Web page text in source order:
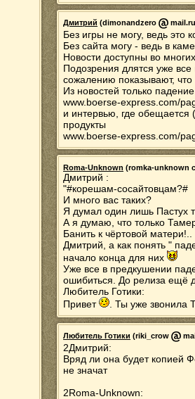
Дмитрий (dimonandzero
Без игры не могу, ведь это
Без сайта могу - ведь в
Новости доступны во
Подозрения длятся уже
сожалению показывают, что
Из новостей только
www.boerse-express.com/
и интервью, где обещается
продукты
www.boerse-express.com/
Roma-Unknown (romka-unknown
Дмитрий :
"#корешам-сосайтовцам?#
И много вас таких?
Я думал один лишь Пастух
А я думаю, что только
Банить к чёртовой
Дмитрий, а как понять "
начало конца для них
Уже все в предкушении
ошибиться. До релиза ещё
Любитель Готики:
Привет
. Ты уже звонила
Любитель Готики (riki_crow
2Дмитрий:
Вряд ли она будет копией
не значат
2Roma-Unknown: